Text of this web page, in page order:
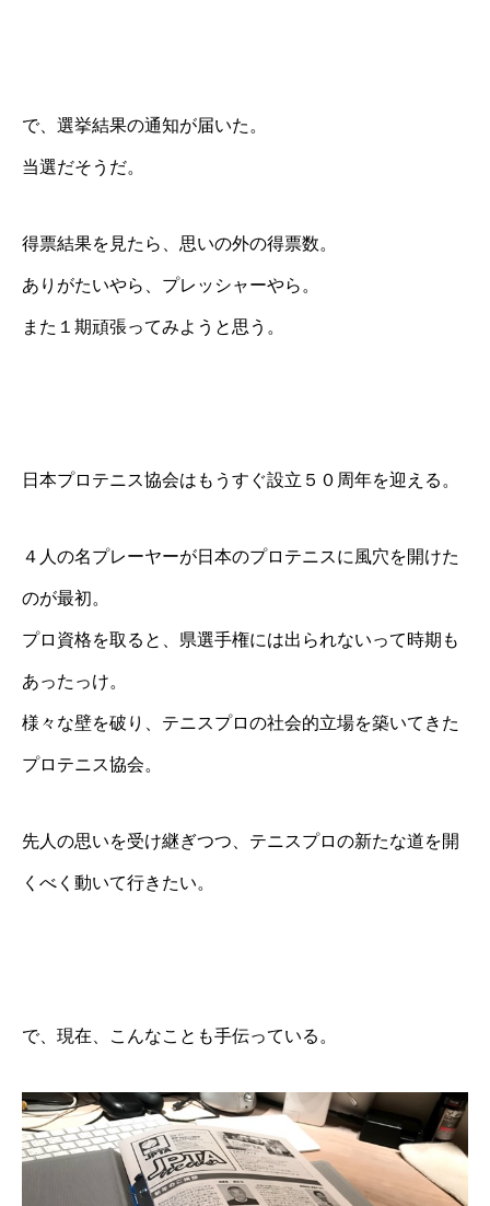
で、選挙結果の通知が届いた。
当選だそうだ。
得票結果を見たら、思いの外の得票数。
ありがたいやら、プレッシャーやら。
また１期頑張ってみようと思う。
日本プロテニス協会はもうすぐ設立５０周年を迎える。
４人の名プレーヤーが日本のプロテニスに風穴を開けた
のが最初。
プロ資格を取ると、県選手権には出られないって時期も
あったっけ。
様々な壁を破り、テニスプロの社会的立場を築いてきた
プロテニス協会。
先人の思いを受け継ぎつつ、テニスプロの新たな道を開
くべく動いて行きたい。
で、現在、こんなことも手伝っている。